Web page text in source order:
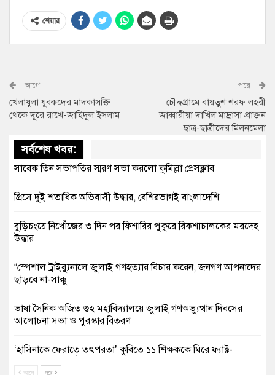
শেয়ার
আগে
খেলাধুলা যুবকদের মাদকাসক্তি
থেকে দূরে রাখে-জাহিদুল ইসলাম
পরে
চৌদ্দগ্রামে বায়তুশ শরফ লহরী
জাব্বারীয়া দাখিল মাদ্রাসা প্রাক্তন
ছাত্র-ছাত্রীদের মিলনমেলা
সর্বশেষ খবর:
সাবেক তিন সভাপতির স্মরণ সভা করলো কুমিল্লা প্রেসক্লাব
গ্রিসে দুই শতাধিক অভিবাসী উদ্ধার, বেশিরভাগই বাংলাদেশি
বুড়িচংয়ে নিখোঁজের ৩ দিন পর ফিশারির পুকুরে রিকশাচালকের মরদেহ
উদ্ধার
“স্পেশাল ট্রাইব্যুনালে জুলাই গণহত্যার বিচার করেন, জনগণ আপনাদের
ছাড়বে না-সাক্কু
ভাষা সৈনিক অজিত গুহ মহাবিদ্যালয়ে জুলাই গণঅভ্যুত্থান দিবসের
আলোচনা সভা ও পুরস্কার বিতরণ
‘হাসিনাকে ফেরাতে তৎপরতা’ কুবিতে ১১ শিক্ষককে ঘিরে ফ্যাক্ট-
আগে পরে